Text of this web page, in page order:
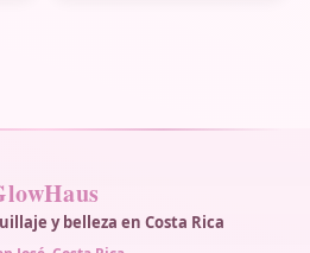
y belleza en Costa Rica